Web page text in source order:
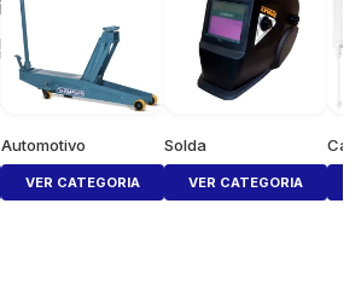
Automotivo
VER CATEGORIA
Solda
VER CATEGORIA